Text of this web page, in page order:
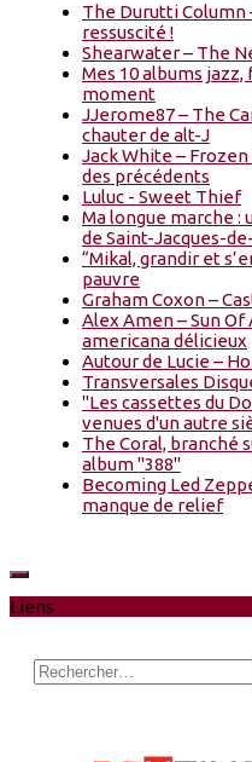
The Durutti Column
ressuscité !
Shearwater – The
Mes 10 albums jazz,
moment
JJerome87 – The
chauter de alt-J
Jack White –
des précédents
Luluc - Sweet Thief
Ma longue marche :
de Saint-Jacques-
“Mikal, grandir et
pauvre
Graham Coxon –
Alex Amen – Sun
americana délicieux
Autour de Lucie –
Transversales
"Les cassettes du
venues d'un autre
The Coral, branché
album "388"
Becoming Led
manque de relief
Liens
Rechercher :